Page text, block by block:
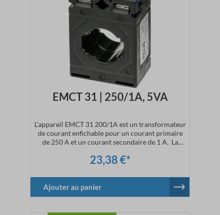
EMCT 31 | 250/1A, 5VA
L’appareil EMCT 31 200/1A est un transformateur
de courant enfichable pour un courant primaire
de 250 A et un courant secondaire de 1 A. La
le matériel de fixation nécessaire. L’encliquetage sur
Caractéristiques techniquesCourant
primaire : 250 ACourant
secondaire : 1 ADimensions :
23,38 €*
Ajouter au panier